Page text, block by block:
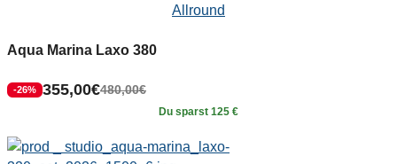
Allround
Aqua Marina Laxo 380
-26% 480,00€
355,00€
Du sparst 125 €